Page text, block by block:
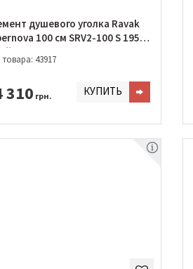
душевого уголка Ravak
100 см SRV2-100 S 195 S
+ GRAPE
43917
310 грн. КУПИТЬ